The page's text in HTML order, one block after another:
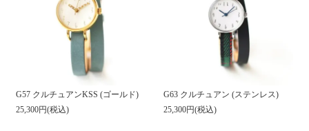
G57 クルチュアンKSS (ゴールド)
25,300円(税込)
G63 クルチュアン (ステンレス)
25,300円(税込)